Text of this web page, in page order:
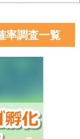
率調査一覧